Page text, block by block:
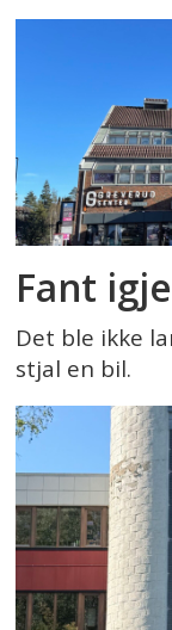
Fant
Det ble ikke
stjal en bil.